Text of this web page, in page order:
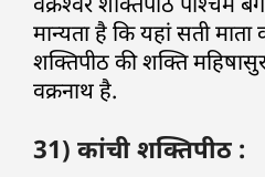
मान्यता है कि यहां सती माता
शक्तिपीठ की शक्ति
वक्रनाथ है.
31) कांची शक्तिपीठ :